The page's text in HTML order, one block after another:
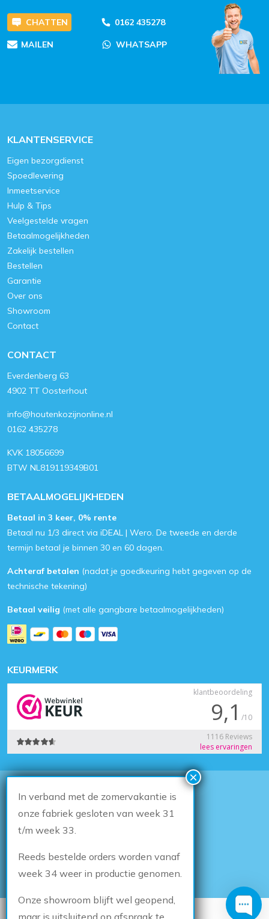
CHATTEN 0162 435278
MAILEN WHATSAPP
KLANTENSERVICE
Eigen bezorgdienst
Spoedlevering
Inmeetservice
Hulp & Tips
Veelgestelde vragen
Betaalmogelijkheden
Zakelijk bestellen
Bestellen
Garantie
Over ons
Showroom
Contact
CONTACT
Everdenberg 63
4902 TT Oosterhout
info@houtenkozijnonline.nl
0162 435278
KVK 18056699
BTW NL819119349B01
BETAALMOGELIJKHEDEN
Betaal in 3 keer, 0% rente
Betaal nu 1/3 direct via iDEAL | Wero. De tweede en derde
termijn betaal je binnen 30 en 60 dagen.
Achteraf betalen (nadat je goedkeuring hebt gegeven op de
technische tekening)
Betaal veilig (met alle gangbare betaalmogelijkheden)
KEURMERK
© 2026Houten Kozijn Online
Algemene voorwaarden
Herroepingsrecht
Privacybeleid
Sitemap
Cookiebeleid
DESIGN & DEVELOPMENT BYTHE SEQUEL
In verband met de zomervakantie is
onze fabriek gesloten van week 31
t/m week 33.
Reeds bestelde orders worden vanaf
week 34 weer in productie genomen.
Onze showroom blijft wel geopend,
maar is uitsluitend op afspraak te